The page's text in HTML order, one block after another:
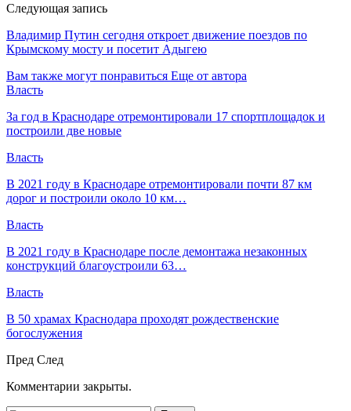
Следующая запись
Владимир Путин сегодня откроет движение поездов по
Крымскому мосту и посетит Адыгею
Вам также могут понравиться Еще от автора
Власть
За год в Краснодаре отремонтировали 17 спортплощадок и
построили две новые
Власть
В 2021 году в Краснодаре отремонтировали почти 87 км
дорог и построили около 10 км…
Власть
В 2021 году в Краснодаре после демонтажа незаконных
конструкций благоустроили 63…
Власть
В 50 храмах Краснодара проходят рождественские
богослужения
Пред След
Комментарии закрыты.